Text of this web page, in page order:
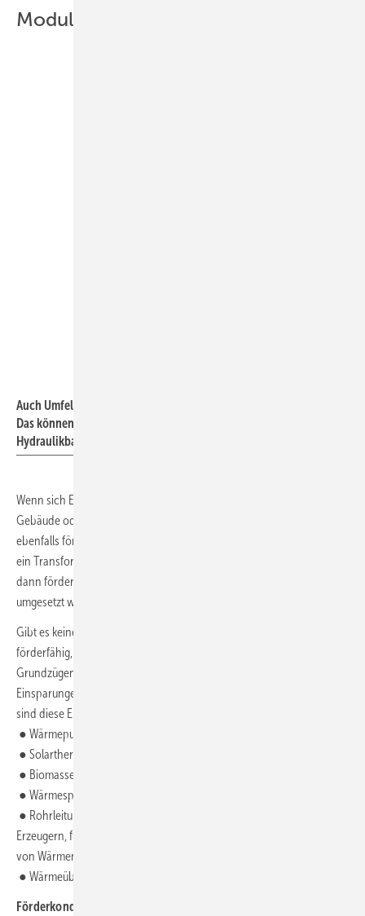
Modul 3: Einzelmaßnahmen
Auch Umfeldmaßnahmen von Wärmenetzen sind BEW-förderfähig.
Das können beispielsweise Systemkomponenten wie der
Hydraulikbaukasten Logaflow HSM plus sein.
Wenn sich Einzelmaßnahmen auf Wärmenetzsysteme für mehr als 16
Gebäude oder mehr als 100 Wohneinheiten beziehen, sind diese
ebenfalls förderfähig. Einschränkungen dieses Fördermoduls: Liegt
ein Transformationsplan vor, sind zusätzliche Einzelmaßnahmen erst
dann förderfähig, wenn mindestens das erste Maßnahmenpaket
umgesetzt wurde.
Gibt es keinen Transformationsplan, sind Einzelmaßnahmen nur
förderfähig, wenn ein Zielbild des dekarbonisierten Wärmenetzes in
Grundzügen sowie die voraussichtlichen prognostizierten CO
Einsparungen vorgelegt werden können. In Bestandswärmenetzen
sind diese Einzelmaßnahmen förderfähig:
● Wärmepumpen
● Solarthermieanlagen
● Biomassekessel
● Wärmespeicher
● Rohrleitungen für den Anschluss von Erneuerbare-Energien-
Erzeugern, für die Integration von Abwärme und für die Erweiterung
von Wärmenetzen
● Wärmeübergabestationen
Förderkonditionen: